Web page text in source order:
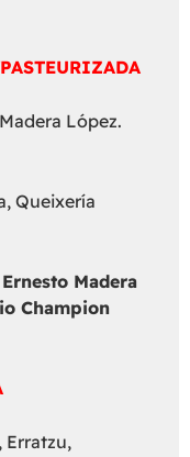
López.
Queixería
Madera
Champion
Erratzu,